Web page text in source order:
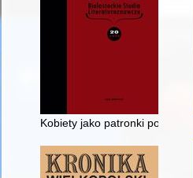
Kobiety jako patronki